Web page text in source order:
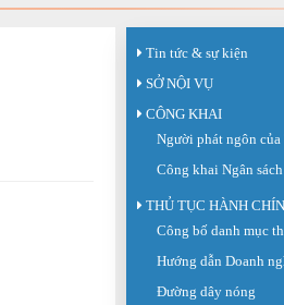
Tin tức & sự kiện
SỞ NỘI VỤ
CÔNG KHAI
Người phát ngôn
Công khai Ngân
THỦ TỤC HÀNH
Công bố danh mục
Hướng dẫn Doanh
Đường dây nóng
Sàn giao dịch việc làm
Sáng ngày 03/8/2026,
chức Sàn giao dịch việc
Báo cáo số 141/BC-